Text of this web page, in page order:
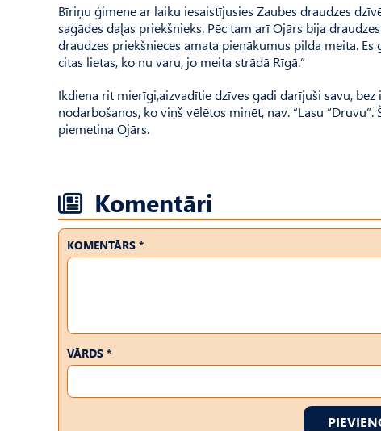
Bīriņu ģimene ar laiku iesaistījusies Zaubes draudzes
sagādes daļas priekšnieks. Pēc tam arī Ojārs bija
draudzes priekšnieces amata pienākumus pilda meita.
citas lietas, ko nu varu, jo meita strādā Rīgā.”
Ikdiena rit mierīgi,aizvadītie dzīves gadi darījuši savu,
nodarbošanos, ko viņš vēlētos minēt, nav. “Lasu
piemetina Ojārs.
Komentāri
KOMENTĀRS *
VĀRDS *